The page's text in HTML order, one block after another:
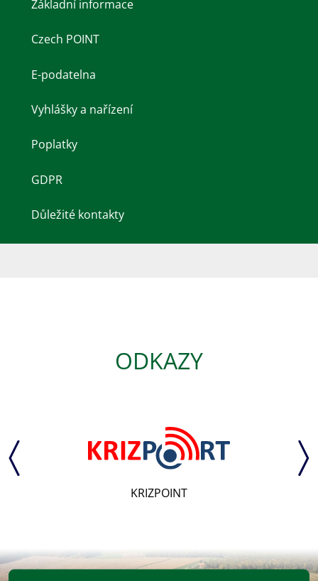
Základní informace
Czech POINT
E-podatelna
Vyhlášky a nařízení
Poplatky
GDPR
Důležité kontakty
ODKAZY
KRIZPOINT